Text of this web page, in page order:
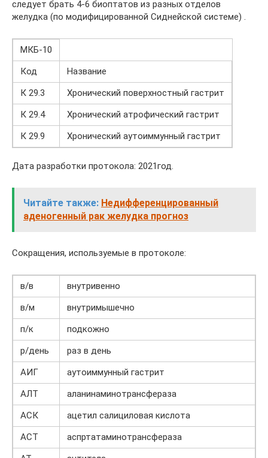
следует брать 4-6 биоптатов из разных отделов
желудка (по модифицированной Сиднейской системе) .
МКБ-10
Код
Название
К 29.3
Хронический поверхностный гастрит
К 29.4
Хронический атрофический гастрит
К 29.9
Хронический аутоиммунный гастрит
Дата разработки протокола: 2021год.
Читайте также: Недифференцированный
аденогенный рак желудка прогноз
Сокращения, используемые в протоколе:
в/в
внутривенно
в/м
внутримышечно
п/к
подкожно
р/день
раз в день
АИГ
аутоиммунный гастрит
АЛТ
аланинаминотрансфераза
АСК
ацетил салициловая кислота
АСТ
аспртатаминотрансфераза